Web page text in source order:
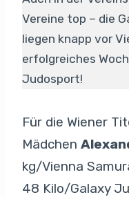
Vereine top – die
liegen knapp vor
erfolgreiches
Judosport!
Für die Wiener
Mädchen
kg/Vienna
48 Kilo/Galaxy